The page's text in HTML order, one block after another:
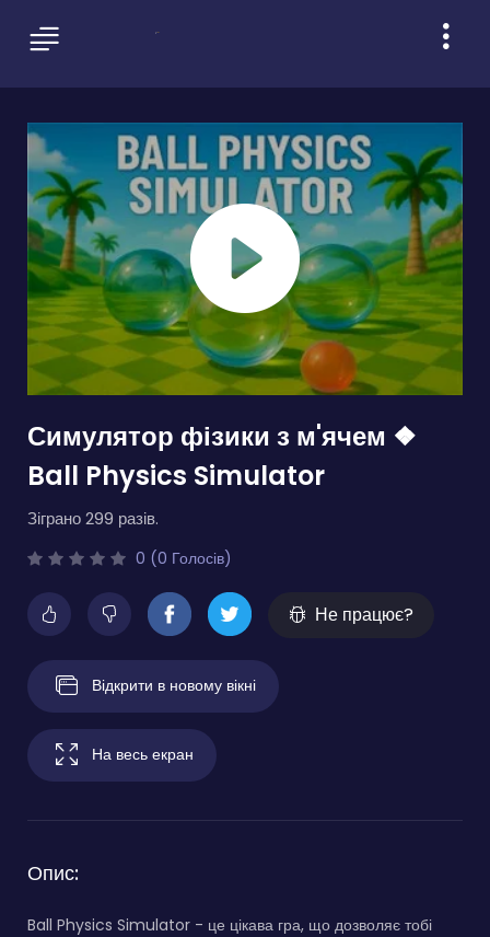
Симулятор фізики з м'ячем ❖
Ball Physics Simulator
Зіграно 299 разів.
0 (0 Голосів)
Не працює?
Відкрити в новому вікні
На весь екран
Опис:
Ball Physics Simulator - це цікава гра, що дозволяє тобі